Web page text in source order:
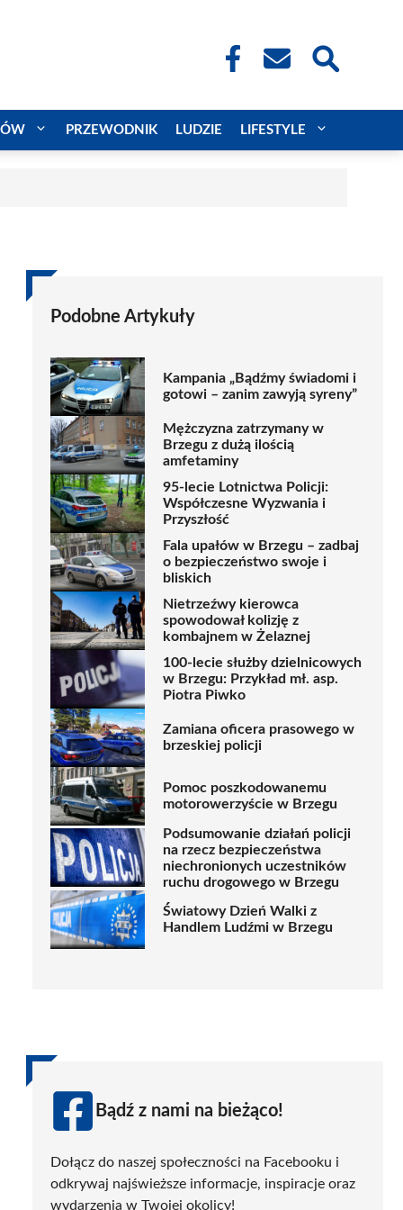
PRZEWODNIK LUDZIE LIFESTYLE
Podobne Artykuły
Kampania „Bądźmy świadomi i
gotowi – zanim zawyją syreny”
Mężczyzna zatrzymany w
Brzegu z dużą ilością
amfetaminy
95-lecie Lotnictwa Policji:
Współczesne Wyzwania i
Przyszłość
Fala upałów w Brzegu – zadbaj
o bezpieczeństwo swoje i
bliskich
Nietrzeźwy kierowca
spowodował kolizję z
kombajnem w Żelaznej
100-lecie służby dzielnicowych
w Brzegu: Przykład mł. asp.
Piotra Piwko
Zamiana oficera prasowego w
brzeskiej policji
Pomoc poszkodowanemu
motorowerzyście w Brzegu
Podsumowanie działań policji
na rzecz bezpieczeństwa
niechronionych uczestników
ruchu drogowego w Brzegu
Światowy Dzień Walki z
Handlem Ludźmi w Brzegu
Bądź z nami na bieżąco!
Dołącz do naszej społeczności na Facebooku i
odkrywaj najświeższe informacje, inspiracje oraz
wydarzenia w Twojej okolicy!